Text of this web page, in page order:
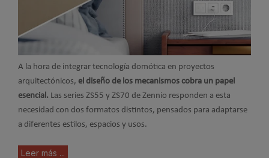
A la hora de integrar tecnología domótica en proyectos
arquitectónicos, el diseño de los mecanismos cobra un papel
esencial. Las series ZS55 y ZS70 de Zennio responden a esta
necesidad con dos formatos distintos, pensados para adaptarse
a diferentes estilos, espacios y usos.
Leer más ...